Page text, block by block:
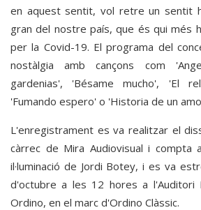
en aquest sentit, vol retre un sentit
gran del nostre país, que és qui més
per la Covid-19. El programa del
nostàlgia amb cançons com
gardenias', 'Bésame mucho', 'El
'Fumando espero' o 'Historia de un
L'enregistrament es va realitzar el
càrrec de Mira Audiovisual i compta
il·luminació de Jordi Botey, i es va
d'octubre a les 12 hores a l'Auditori
Ordino, en el marc d'Ordino Clàssic.